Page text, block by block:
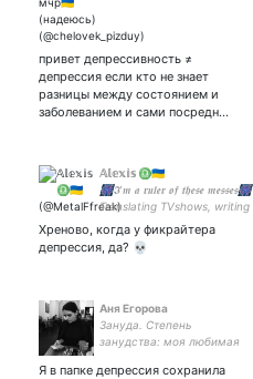
привет депрессивность ≠
депрессия если кто не знает
разницы между состоянием и
заболеванием и сами посредн…
𝔸𝕝𝕖𝕩𝕚𝕤 ♎🇺🇦
🎆𝕴'𝖒 𝖆 𝖗𝖚𝖑𝖊𝖗 𝖔𝖋 𝖙𝖍𝖊𝖘𝖊 𝖒𝖊𝖘𝖘𝖊𝖘🎆
Translating TVshows, writing
M/M romance, singing
🔸#Queer🏳️‍🌈🔸#Glambert
est. 2012🔸#Libra♎
Хреново, когда у фикрайтера
депрессия, да? 💀
Аня Егорова
Зануда. Степень
занудства: моя любимая
Я в папке депрессия сохранила